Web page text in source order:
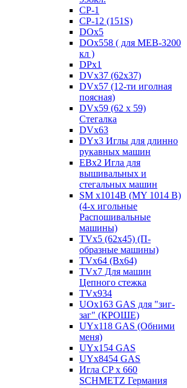
CP-1
CP-12 (151S)
DOx5
DOx558 ( для MEB-3200
кл )
DPx1
DVx37 (62x37)
DVx57 (12-ти иголная
поясная)
DVx59 (62 x 59)
Стегалка
DVx63
DYx3 Иглы для длинно
рукавных машин
EBx2 Игла для
вышивальных и
стегальных машин
SM x1014B (MY 1014 B)
(4-х игольные
Распошивальные
машины)
TVх5 (62х45) (П-
образные машины)
TVх64 (Вх64)
TVх7 Для машин
Цепного стежка
TVх934
UOx163 GAS для "зиг-
заг" (КРОШЕ)
UYx118 GAS (Обними
меня)
UYx154 GAS
UYx8454 GAS
Игла CP х 660
SCHMETZ Германия